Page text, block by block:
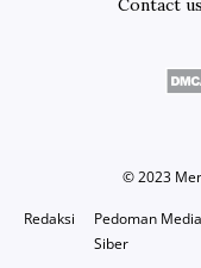
Contact
© 2023
Redaksi
Pedoman Media
Siber